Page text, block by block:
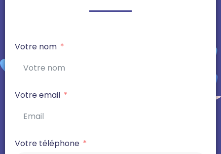
Votre nom
Votre email
Votre téléphone